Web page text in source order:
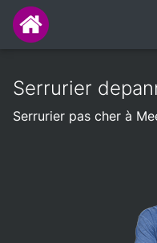
Serrurier
Serrurier pas cher à